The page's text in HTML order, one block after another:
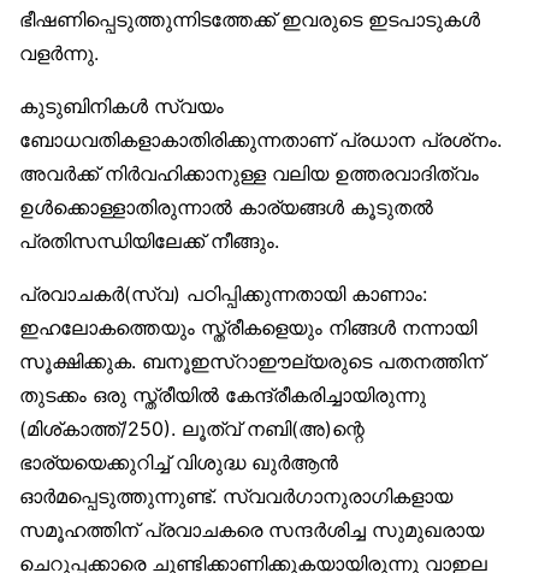
ഭീഷണിപ്പെടുത്തുന്നിടത്തേക്ക് ഇവരുടെ ഇടപാടുകൾ
വളർന്നു.
കുടുബിനികൾ സ്വയം
ബോധവതികളാകാതിരിക്കുന്നതാണ് പ്രധാന പ്രശ്‌നം.
അവർക്ക് നിർവഹിക്കാനുള്ള വലിയ ഉത്തരവാദിത്വം
ഉൾക്കൊള്ളാതിരുന്നാൽ കാര്യങ്ങൾ കൂടുതൽ
പ്രതിസന്ധിയിലേക്ക് നീങ്ങും.
പ്രവാചകർ(സ്വ) പഠിപ്പിക്കുന്നതായി കാണാം:
ഇഹലോകത്തെയും സ്ത്രീകളെയും നിങ്ങൾ നന്നായി
സൂക്ഷിക്കുക. ബനൂഇസ്‌റാഈല്യരുടെ പതനത്തിന്
തുടക്കം ഒരു സ്ത്രീയിൽ കേന്ദ്രീകരിച്ചായിരുന്നു
(മിശ്കാത്ത്/250). ലൂത്വ് നബി(അ)ന്റെ
ഭാര്യയെക്കുറിച്ച് വിശുദ്ധ ഖുർആൻ
ഓർമപ്പെടുത്തുന്നുണ്ട്. സ്വവർഗാനുരാഗികളായ
സമൂഹത്തിന് പ്രവാചകരെ സന്ദർശിച്ച സുമുഖരായ
ചെറുപ്പക്കാരെ ചൂണ്ടിക്കാണിക്കുകയായിരുന്നു വാഇല